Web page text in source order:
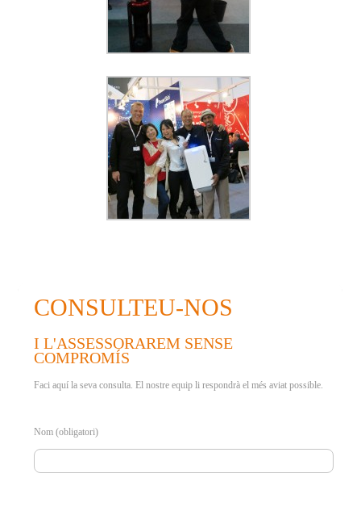
CONSULTEU-NOS
I L'ASSESSORAREM SENSE
COMPROMÍS
Faci aquí la seva consulta. El nostre equip li respondrà el més aviat possible.
Nom (obligatori)